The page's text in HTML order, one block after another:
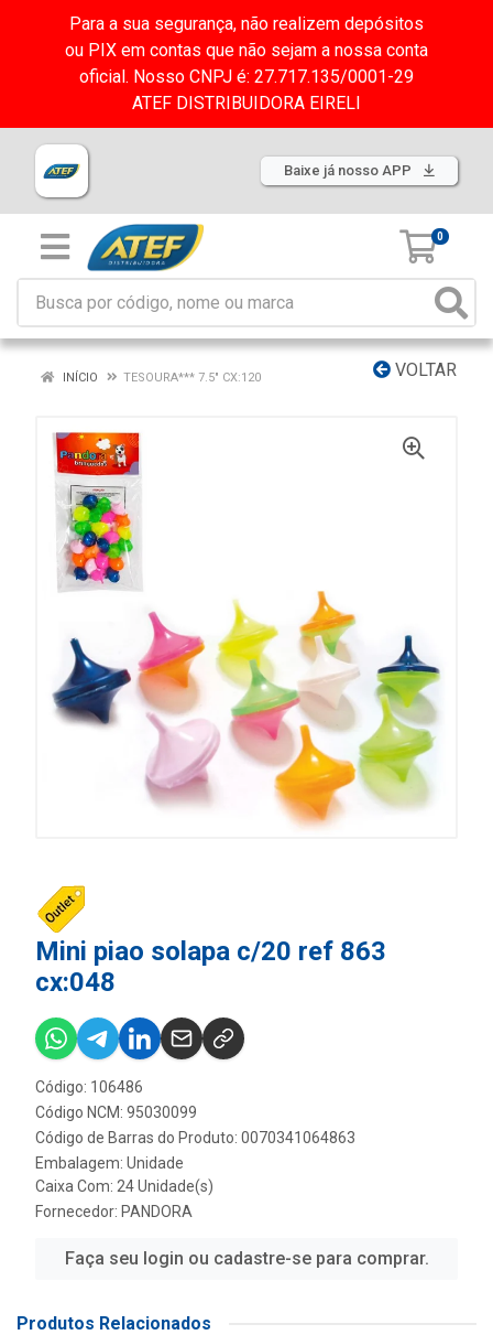
Para a sua segurança, não realizem depósitos
ou PIX em contas que não sejam a nossa conta
oficial. Nosso CNPJ é: 27.717.135/0001-29
ATEF DISTRIBUIDORA EIRELI
Baixe já nosso APP
0
VOLTAR
INÍCIO TESOURA*** 7.5" CX:120
Mini piao solapa c/20 ref 863
cx:048
Código: 106486
Código NCM: 95030099
Código de Barras do Produto: 0070341064863
Embalagem: Unidade
Caixa Com: 24 Unidade(s)
Fornecedor: PANDORA
Faça seu login ou cadastre-se para comprar.
Produtos Relacionados